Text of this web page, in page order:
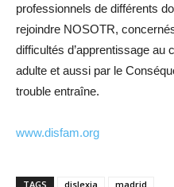
professionnels de différents
rejoindre NOSOTR,
difficultés d’apprentissage au
adulte et aussi par le
trouble entraîne.
www.disfam.org
TAGS dislexia madrid